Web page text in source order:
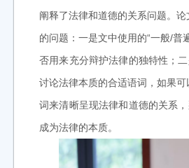
阐释了法律和道德的关系问题。
的问题：一是文中使用的“一般/普
否用来充分辩护法律的独特性；二
讨论法律本质的合适语词，如果
词来清晰呈现法律和道德的关系
成为法律的本质。